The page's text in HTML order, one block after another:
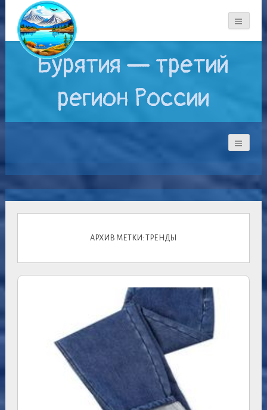
Бурятия — третий
регион России
АРХИВ МЕТКИ: ТРЕНДЫ